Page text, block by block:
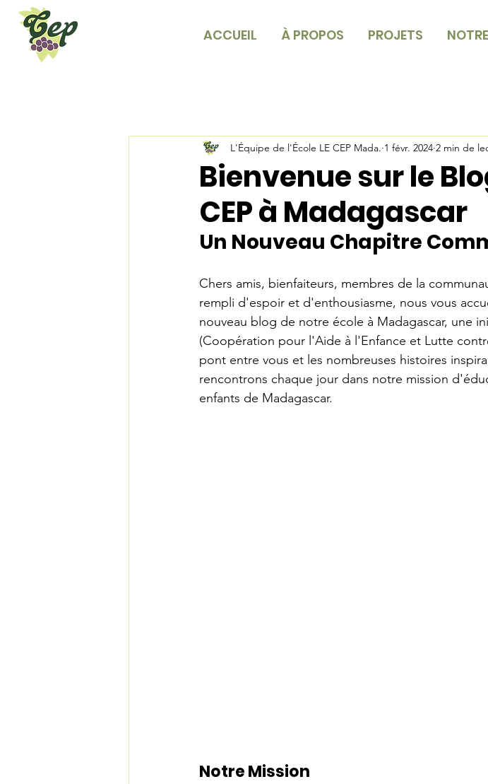
ACCUEIL À PROPOS PROJETS
Bienvenue sur le
CEP à Madagascar
L'Équipe de l'École LE CEP Mada. 1 févr. 2024 2 min de
Un Nouveau Chapitre
Chers amis, bienfaiteurs, membres de la
rempli d'espoir et d'enthousiasme, nous vous
nouveau blog de notre école à Madagascar, une
(Coopération pour l'Aide à l'Enfance et Lutte
pont entre vous et les nombreuses histoires
rencontrons chaque jour dans notre mission
enfants de Madagascar.
Notre Mission